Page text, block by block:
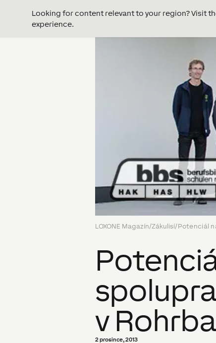
Looking for content relevant to your region? Visit
experience.
LOXONE Magazín/Zákulisí/Potenciál
v
2 prosince, 2013